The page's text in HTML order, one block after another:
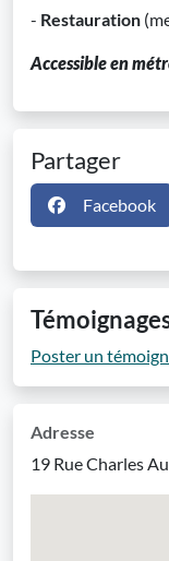
- Restauration
Accessible en
Partager
Facebook
Poster un
Adresse
19 Rue Charles